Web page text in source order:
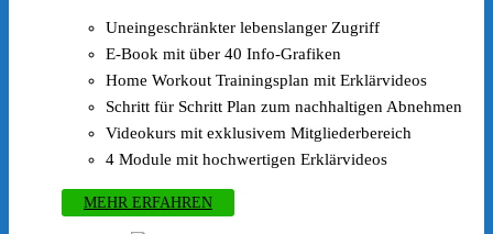
€249.00€99.00.
Uneingeschränkter lebenslanger Zugriff
E-Book mit über 40 Info-Grafiken
Home Workout Trainingsplan mit Erklärvideos
Schritt für Schritt Plan zum nachhaltigen Abnehmen
Videokurs mit exklusivem Mitgliederbereich
4 Module mit hochwertigen Erklärvideos
MEHR ERFAHREN